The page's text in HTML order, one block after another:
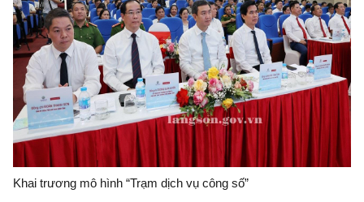
Khai trương mô hình “Trạm dịch vụ công số”